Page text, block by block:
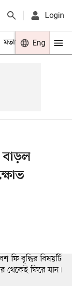
Login
মতামত খেলা
Eng
বাড়ল